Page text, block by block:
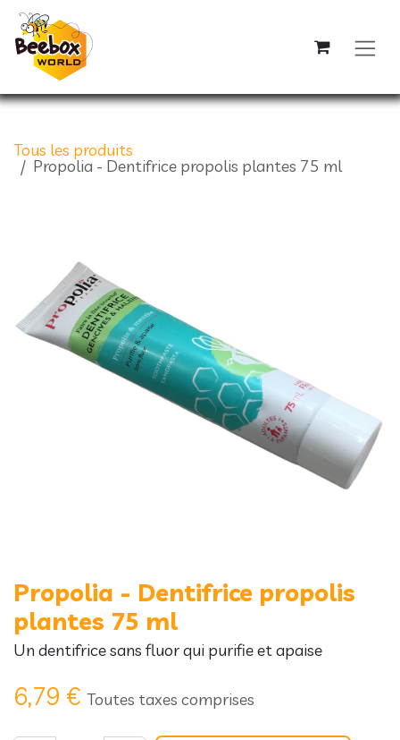
Se rendre au contenu
Tous les produits
Propolia - Dentifrice propolis plantes 75 ml
Propolia - Dentifrice propolis
plantes 75 ml
Un dentifrice sans fluor qui purifie et apaise
6,79 € Toutes taxes comprises